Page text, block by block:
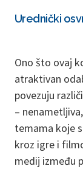
Urednički
Ono što ovaj
atraktivan
povezuju
–
temama koje
kroz igre i
medij između